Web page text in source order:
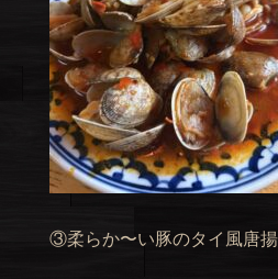
③柔らか〜い豚のタイ風唐